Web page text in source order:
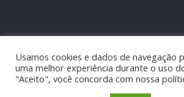
Usamos cookies e dados de navegação
uma melhor experiência durante o uso
"Aceito", você concorda com nossa